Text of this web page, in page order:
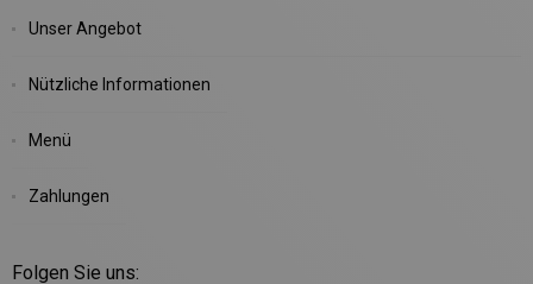
Unser Angebot
Nützliche Informationen
Menü
Zahlungen
Folgen Sie uns: